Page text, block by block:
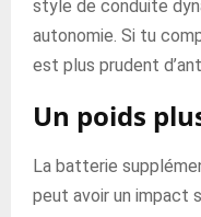
style de conduite
autonomie. Si tu
est plus prudent
Un poids
La batterie
peut avoir un impact